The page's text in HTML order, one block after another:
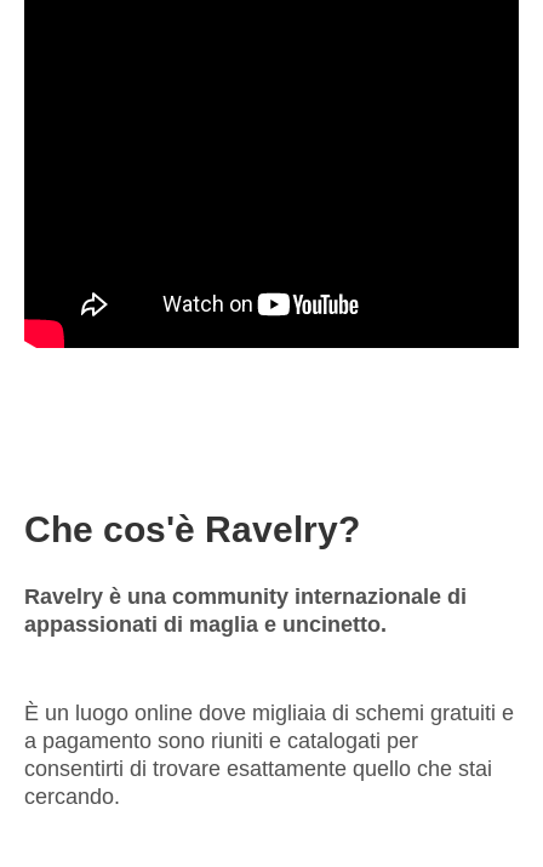
Che cos'è Ravelry?
Ravelry è una community internazionale di
appassionati di maglia e uncinetto.
È un luogo online dove migliaia di schemi gratuiti e
a pagamento sono riuniti e catalogati per
consentirti di trovare esattamente quello che stai
cercando.